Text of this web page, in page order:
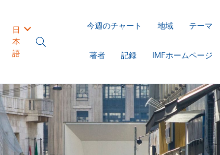
日
本
語
今週のチャート 地域 テーマ
著者 記録 IMFホームページ